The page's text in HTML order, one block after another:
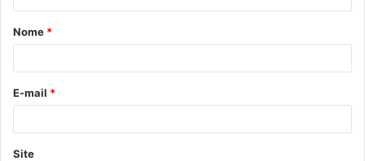
á
r
*
Nome *
E-mail *
Site